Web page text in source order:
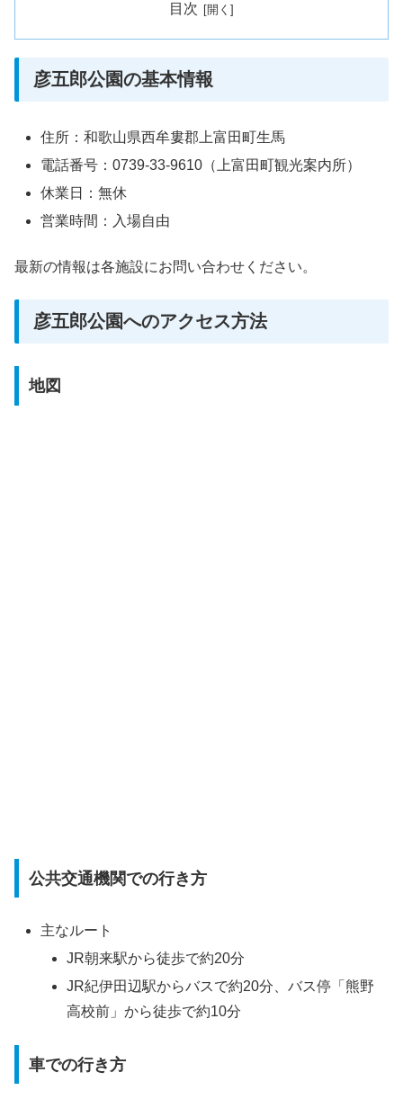
目次
彦五郎公園の基本情報
住所：和歌山県西牟婁郡上富田町生馬
電話番号：0739-33-9610（上富田町観光案内所）
休業日：無休
営業時間：入場自由
最新の情報は各施設にお問い合わせください。
彦五郎公園へのアクセス方法
地図
公共交通機関での行き方
主なルート
JR朝来駅から徒歩で約20分
JR紀伊田辺駅からバスで約20分、バス停「熊野
高校前」から徒歩で約10分
車での行き方